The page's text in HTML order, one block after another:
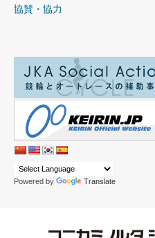
協賛・協力
Powered by Translate